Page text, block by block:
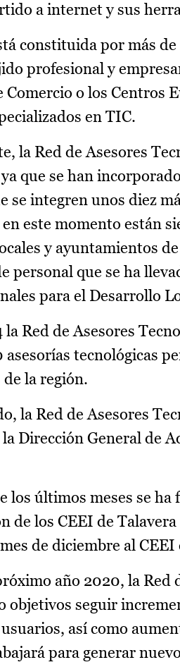
a internet y sus
constituida por más
profesional y
Comercio o los Centros
en TIC.
la Red de Asesores
que se han
se integren unos diez
en este momento están
y ayuntamientos
personal que se ha
para el Desarrollo
la Red de Asesores
asesorías tecnológicas
la región.
la Red de Asesores
Dirección General de
los últimos meses se
de los CEEI de
de diciembre al CEEI
año 2020, la Red
objetivos seguir
así como
para generar